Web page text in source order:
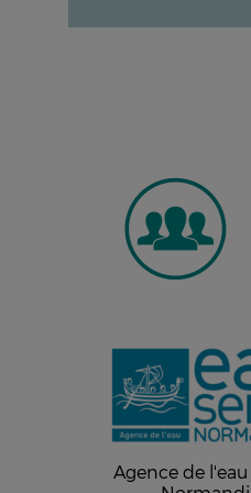
Agence de l'eau